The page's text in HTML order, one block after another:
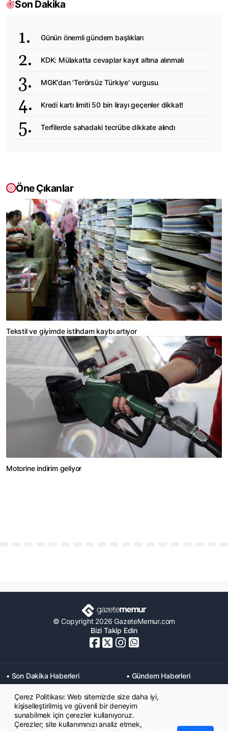
Son Dakika
Günün önemli gündem başlıkları
KDK: Mülakatta cevaplar kayıt altına alınmalı
MGK'dan 'Terörsüz Türkiye' vurgusu
Kredi kartı limiti 50 bin lirayı geçenler dikkat!
Terfilerde sahadaki tecrübe dikkate alındı
Öne Çıkanlar
Tekstil ve giyimde istihdam kaybı artıyor
Motorine indirim geliyor
© Copyright 2026 GazeteMemur.com
Bizi Takip Edin
• Son Dakika Haberleri
• Gündem Haberleri
• Memurlar Haberleri
• KPSS Haberleri
• Ekonomi Haberleri
• Eğitim Haberleri
• Yaşam Haberleri
• Maaş Verileri Haberleri
• Mahkeme Kararları
Çerez Politikası: Web sitemizde size daha iyi,
kişiselleştirilmiş ve güvenli bir deneyim
sunabilmek için çerezler kullanıyoruz.
Çerezler; site kullanımınızı analiz etmek,